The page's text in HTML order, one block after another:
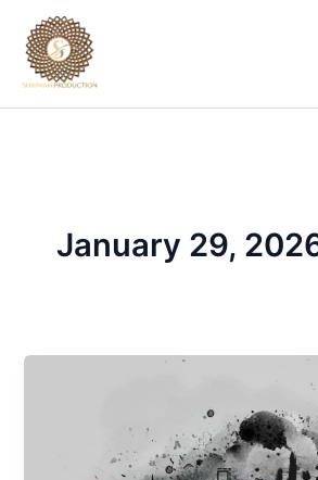
content
January 29,